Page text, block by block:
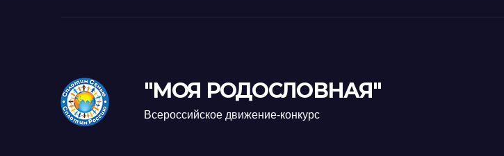
"МОЯ РОДОСЛОВНАЯ"
Всероссийское движение-конкурс